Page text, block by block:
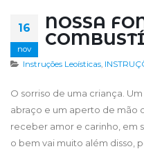
16
nov
NOSSA
Instruções Leoísticas,
O sorriso de uma criança.
abraço e um aperto de mão
receber amor e carinho, em
o bem vai muito além disso,